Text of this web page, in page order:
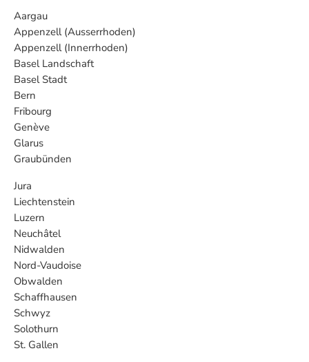
Aargau
Appenzell (Ausserrhoden)
Appenzell (Innerrhoden)
Basel Landschaft
Basel Stadt
Bern
Fribourg
Genève
Glarus
Graubünden
Jura
Liechtenstein
Luzern
Neuchâtel
Nidwalden
Nord-Vaudoise
Obwalden
Schaffhausen
Schwyz
Solothurn
St. Gallen